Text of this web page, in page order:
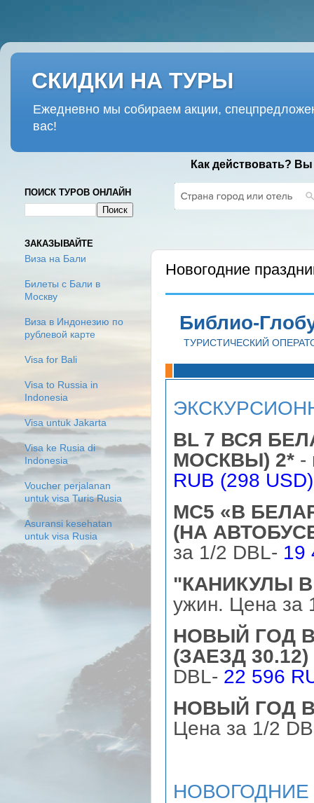
СКИДКИ НА ТУРЫ
Ежедневно мы собираем акции,
вас!
Как действовать?
Новогодние
Библио-
ТУРИСТИЧЕСКИЙ
BL 7 ВСЯ
МОСКВЫ) 2* -
RUB (298 USD)
MC5 «В
(НА
за 1/2 DBL- 19
"КАНИКУЛЫ
ужин. Цена за
НОВЫЙ ГОД
(ЗАЕЗД 30.12)
DBL- 22 596
НОВЫЙ ГОД
Цена за 1/2
НОВОГОДНИЕ
ПОИСК ТУРОВ ОНЛАЙН
ЗАКАЗЫВАЙТЕ
Виза на Бали
Билеты с Бали в
Москву
Виза в Индонезию по
рублевой карте
Visa for Bali
Visa to Russia in
Indonesia
Visa untuk Jakarta
Visa ke Rusia di
Indonesia
Voucher perjalanan
untuk visa Turis Rusia
Asuransi kesehatan
untuk visa Rusia